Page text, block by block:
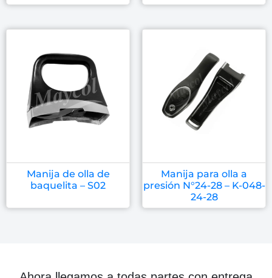
Manija de olla de
baquelita – S02
Manija para olla a
presión N°24-28 – K-048-
24-28